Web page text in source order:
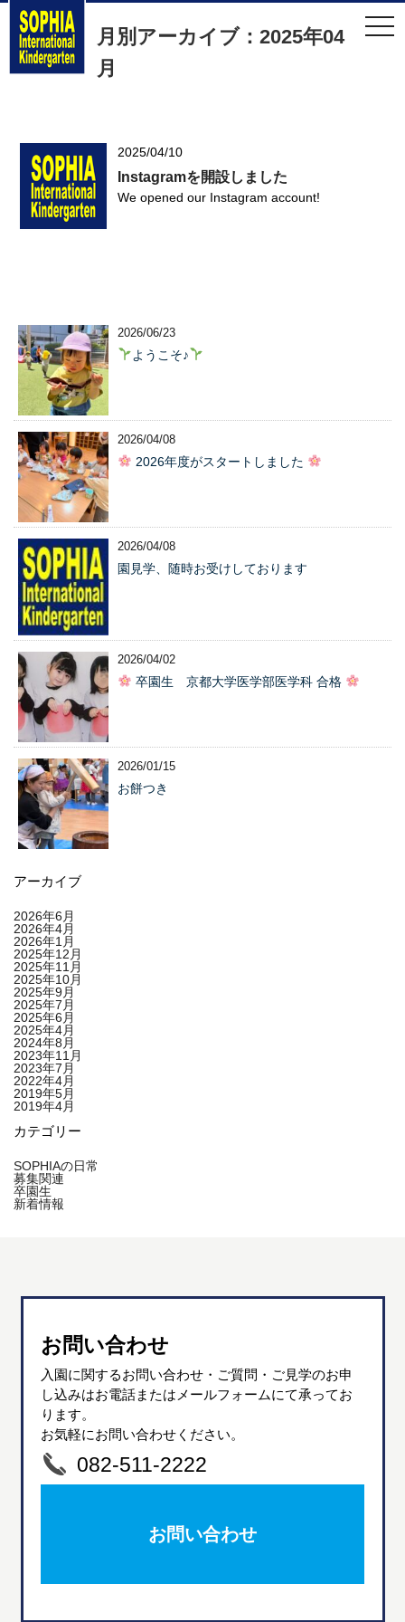
t
o
月別アーカイブ：2025年04
月
2025/04/10
Instagramを開設しました
We opened our Instagram account!
2026/06/23
ようこそ♪
2026/04/08
2026年度がスタートしました
2026/04/08
園見学、随時お受けしております
2026/04/02
卒園生 京都大学医学部医学科 合格
2026/01/15
お餅つき
アーカイブ
2026年6月
2026年4月
2026年1月
2025年12月
2025年11月
2025年10月
2025年9月
2025年7月
2025年6月
2025年4月
2024年8月
2023年11月
2023年7月
2022年4月
2019年5月
2019年4月
カテゴリー
SOPHIAの日常
募集関連
卒園生
新着情報
お問い合わせ
入園に関するお問い合わせ・ご質問・ご見学のお申
し込みはお電話またはメールフォームにて承ってお
ります。
お気軽にお問い合わせください。
082-511-2222
お問い合わせ